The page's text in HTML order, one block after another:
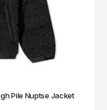
Pile Nuptse Jacket